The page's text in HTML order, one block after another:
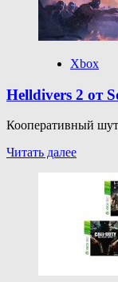
Xbox
Helldivers 2 от
Кооперативный
Читать далее
от
Sony
вышла